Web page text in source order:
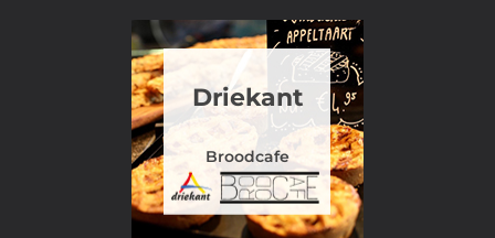
Driekant
Broodcafe